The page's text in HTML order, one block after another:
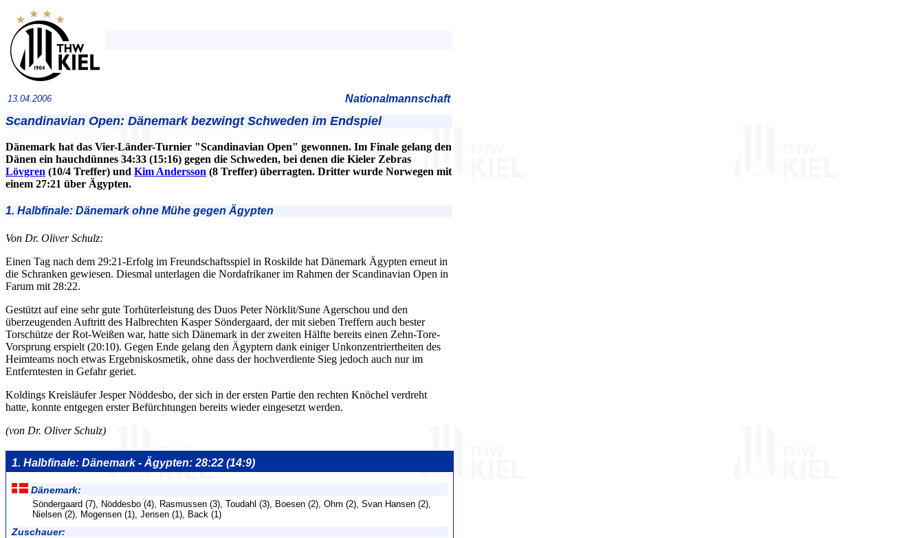
13.04.2006 Nationalmannschaft
Scandinavian Open: Dänemark bezwingt Schweden im Endspiel
Dänemark hat das Vier-Länder-Turnier "Scandinavian Open" gewonnen. Im Finale gelang den
Dänen ein hauchdünnes 34:33 (15:16) gegen die Schweden, bei denen die Kieler Zebras
Lövgren (10/4 Treffer) und Kim Andersson (8 Treffer) überragten. Dritter wurde Norwegen mit
einem 27:21 über Ägypten.
1. Halbfinale: Dänemark ohne Mühe gegen Ägypten
Von Dr. Oliver Schulz:
Einen Tag nach dem 29:21-Erfolg im Freundschaftsspiel in Roskilde hat Dänemark Ägypten erneut in
die Schranken gewiesen. Diesmal unterlagen die Nordafrikaner im Rahmen der Scandinavian Open in
Farum mit 28:22.
Gestützt auf eine sehr gute Torhüterleistung des Duos Peter Nörklit/Sune Agerschou und den
überzeugenden Auftritt des Halbrechten Kasper Söndergaard, der mit sieben Treffern auch bester
Torschütze der Rot-Weißen war, hatte sich Dänemark in der zweiten Hälfte bereits einen Zehn-Tore-
Vorsprung erspielt (20:10). Gegen Ende gelang den Ägyptern dank einiger Unkonzentriertheiten des
Heimteams noch etwas Ergebniskosmetik, ohne dass der hochverdiente Sieg jedoch auch nur im
Entferntesten in Gefahr geriet.
Koldings Kreisläufer Jesper Nöddesbo, der sich in der ersten Partie den rechten Knöchel verdreht
hatte, konnte entgegen erster Befürchtungen bereits wieder eingesetzt werden.
(von Dr. Oliver Schulz)
1. Halbfinale: Dänemark - Ägypten: 28:22 (14:9)
Dänemark:
Söndergaard (7), Nöddesbo (4), Rasmussen (3), Toudahl (3), Boesen (2), Ohm (2), Svan Hansen (2),
Nielsen (2), Mogensen (1), Jensen (1), Back (1)
Zuschauer: